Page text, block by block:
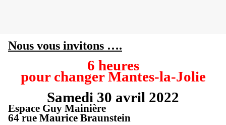
Nous vous invitons ….
6 heures
pour changer Mantes-la-Jolie
Samedi 30 avril 2022
Espace Guy Mainière
64 rue Maurice Braunstein